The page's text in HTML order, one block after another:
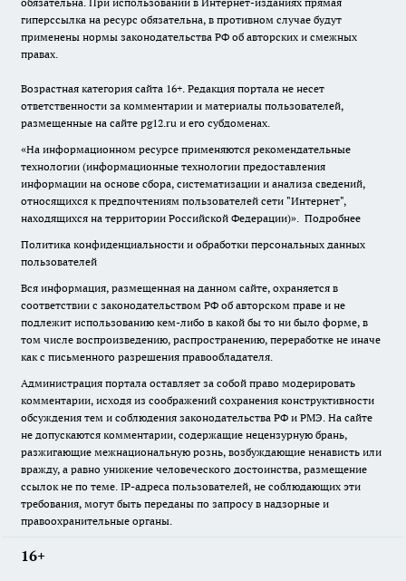
гиперссылка на ресурс обязательна, в противном случае будут
применены нормы законодательства РФ об авторских и смежных
правах.
Возрастная категория сайта 16+. Редакция портала не несет
ответственности за комментарии и материалы пользователей,
размещенные на сайте pg12.ru и его субдоменах.
«На информационном ресурсе применяются рекомендательные
технологии (информационные технологии предоставления
информации на основе сбора, систематизации и анализа сведений,
относящихся к предпочтениям пользователей сети "Интернет",
находящихся на территории Российской Федерации)». Подробнее
Политика конфиденциальности и обработки персональных данных
пользователей
Вся информация, размещенная на данном сайте, охраняется в
соответствии с законодательством РФ об авторском праве и не
подлежит использованию кем-либо в какой бы то ни было форме, в
том числе воспроизведению, распространению, переработке не иначе
как с письменного разрешения правообладателя.
Администрация портала оставляет за собой право модерировать
комментарии, исходя из соображений сохранения конструктивности
обсуждения тем и соблюдения законодательства РФ и РМЭ. На сайте
не допускаются комментарии, содержащие нецензурную брань,
разжигающие межнациональную рознь, возбуждающие ненависть или
вражду, а равно унижение человеческого достоинства, размещение
ссылок не по теме. IP-адреса пользователей, не соблюдающих эти
требования, могут быть переданы по запросу в надзорные и
правоохранительные органы.
16+